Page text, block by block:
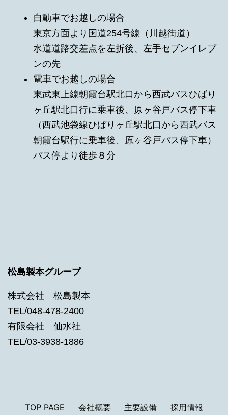
自動車でお越しの場合
東京方面より国道254号線（川越街道）
水道道路交差点を左折後、左手セブンイレブ
ンの先
電車でお越しの場合
東武東上線朝霞台駅北口から西武バスひばり
ヶ丘駅北口行に乗車後、原ヶ谷戸バス停下車
（西武池袋線ひばりヶ丘駅北口から西武バス
朝霞台駅行に乗車後、原ヶ谷戸バス停下車）
バス停より徒歩８分
松島製本グループ
株式会社 松島製本
TEL/048-478-2400
有限会社 仙水社
TEL/03-3938-1886
TOP PAGE 会社概要 主要設備 採用情報